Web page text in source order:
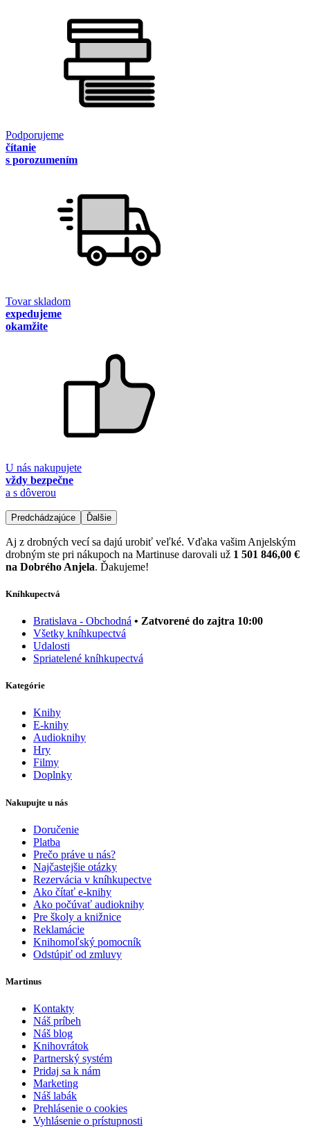
Podporujeme
čítanie
s porozumením
Tovar skladom
expedujeme
okamžite
U nás nakupujete
vždy bezpečne
a s dôverou
Predchádzajúce Ďalšie
Aj z drobných vecí sa dajú urobiť veľké. Vďaka vašim Anjelským
drobným ste pri nákupoch na Martinuse darovali už 1 501 846,00 €
na Dobrého Anjela. Ďakujeme!
Kníhkupectvá
Bratislava - Obchodná • Zatvorené do zajtra 10:00
Všetky kníhkupectvá
Udalosti
Spriatelené kníhkupectvá
Kategórie
Knihy
E-knihy
Audioknihy
Hry
Filmy
Doplnky
Nakupujte u nás
Doručenie
Platba
Prečo práve u nás?
Najčastejšie otázky
Rezervácia v kníhkupectve
Ako čítať e-knihy
Ako počúvať audioknihy
Pre školy a knižnice
Reklamácie
Knihomoľský pomocník
Odstúpiť od zmluvy
Martinus
Kontakty
Náš príbeh
Náš blog
Knihovrátok
Partnerský systém
Pridaj sa k nám
Marketing
Náš labák
Prehlásenie o cookies
Vyhlásenie o prístupnosti